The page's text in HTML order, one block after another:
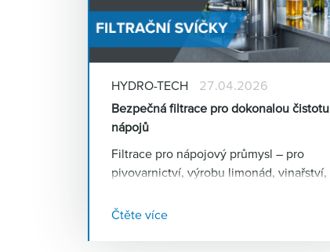
HYDRO-TECH
27.04.2026
Bezpečná filtrace pro dokonalou čistotu
nápojů
Filtrace pro nápojový průmysl – pro
pivovarnictví, výrobu limonád, vinařství,
drinky a všechna další nápojová odvětví.
Čtěte více